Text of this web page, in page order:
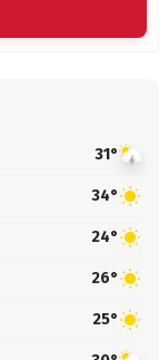
31°
34°
24°
26°
25°